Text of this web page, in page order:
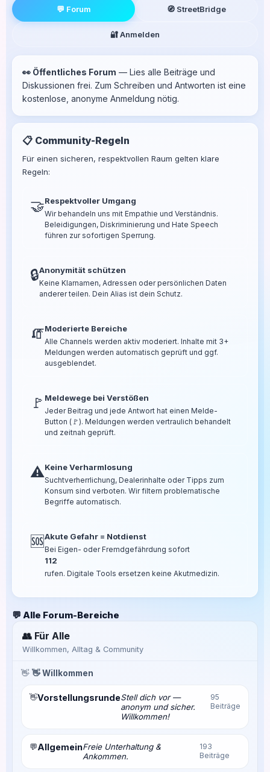
💬 Forum 🧭 StreetBridge
🔐 Anmelden
👀 Öffentliches Forum — Lies alle Beiträge und
Diskussionen frei. Zum Schreiben und Antworten ist eine
kostenlose, anonyme Anmeldung nötig.
📋 Community-Regeln
Für einen sicheren, respektvollen Raum gelten klare
Regeln:
🤝Respektvoller Umgang
Wir behandeln uns mit Empathie und Verständnis.
Beleidigungen, Diskriminierung und Hate Speech
führen zur sofortigen Sperrung.
🔒Anonymität schützen
Keine Klarnamen, Adressen oder persönlichen Daten
anderer teilen. Dein Alias ist dein Schutz.
🧯Moderierte Bereiche
Alle Channels werden aktiv moderiert. Inhalte mit 3+
Meldungen werden automatisch geprüft und ggf.
ausgeblendet.
🚩 Meldewege bei Verstößen
Jeder Beitrag und jede Antwort hat einen Melde-
Button (🚩). Meldungen werden vertraulich behandelt
und zeitnah geprüft.
⚠️Keine Verharmlosung
Suchtverherrlichung, Dealerinhalte oder Tipps zum
Konsum sind verboten. Wir filtern problematische
Begriffe automatisch.
🆘Akute Gefahr = Notdienst
Bei Eigen- oder Fremdgefährdung sofort
112
rufen. Digitale Tools ersetzen keine Akutmedizin.
💬 Alle Forum-Bereiche
👥 Für Alle
Willkommen, Alltag & Community
👋 👋 Willkommen
👋VorstellungsrundeStell dich vor —
anonym und sicher.
Willkommen!
95
Beiträge
💬AllgemeinFreie Unterhaltung &
Ankommen.
193
Beiträge